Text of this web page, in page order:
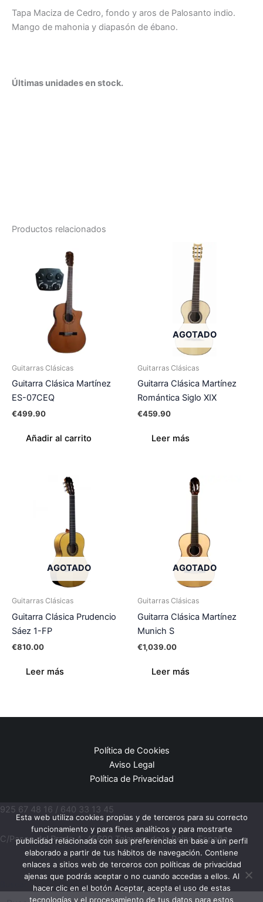
Tapa Maciza de Cedro, fondo y aros de Palosanto indio.
Mango de mahonia y diapasón de ébano.
Últimas unidades en stock.
Productos relacionados
Guitarras Clásicas
Guitarra Clásica Martínez
ES-07CEQ
€499.90
Añadir al carrito
AGOTADO
Guitarras Clásicas
Guitarra Clásica Martínez
Romántica Siglo XIX
€459.90
Leer más
AGOTADO
Guitarras Clásicas
Guitarra Clásica Prudencio
Sáez 1-FP
€810.00
Leer más
AGOTADO
Guitarras Clásicas
Guitarra Clásica Martínez
Munich S
€1,039.00
Leer más
Política de Cookies
Aviso Legal
Política de Privacidad
925 67 48 16 / 640 33 13 45
C/Paseo del Prado 4, 45600 Talavera de la Reina, España.
Esta web utiliza cookies propias y de terceros para su correcto
funcionamiento y para fines analíticos y para mostrarte
publicidad relacionada con sus preferencias en base a un perfil
elaborado a partir de tus hábitos de navegación. Contiene
enlaces a sitios web de terceros con políticas de privacidad
ajenas que podrás aceptar o no cuando accedas a ellos. Al
hacer clic en el botón Aceptar, acepta el uso de estas
tecnologías y el procesamiento de tus datos para estos